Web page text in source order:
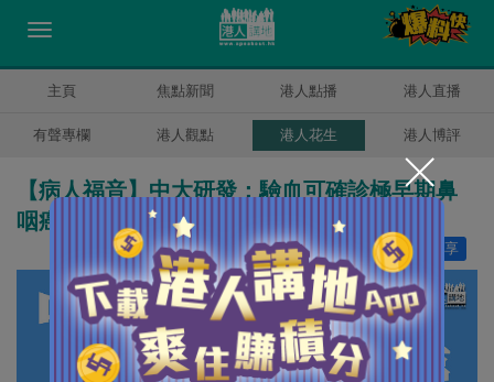
主頁 焦點新聞 港人點播 港人直播
有聲專欄 港人觀點 港人花生 港人博評
【病人福音】中大研發：驗血可確診極早期鼻
咽癌 大大增加治愈機會
分享
讚好 0